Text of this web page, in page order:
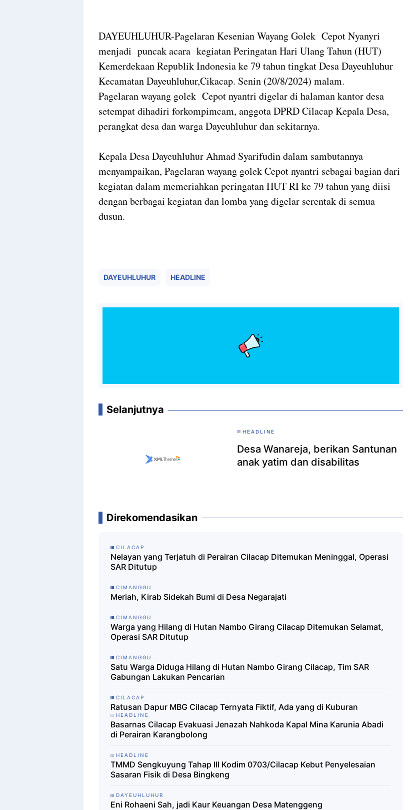
DAYEUHLUHUR-Pagelaran Kesenian Wayang Golek Cepot Nyanyri
menjadi puncak acara kegiatan Peringatan Hari Ulang Tahun (HUT)
Kemerdekaan Republik Indonesia ke 79 tahun tingkat Desa Dayeuhluhur
Kecamatan Dayeuhluhur,Cikacap. Senin (20/8/2024) malam.
Pagelaran wayang golek Cepot nyantri digelar di halaman kantor desa
setempat dihadiri forkompimcam, anggota DPRD Cilacap Kepala Desa,
perangkat desa dan warga Dayeuhluhur dan sekitarnya.
Kepala Desa Dayeuhluhur Ahmad Syarifudin dalam sambutannya
menyampaikan, Pagelaran wayang golek Cepot nyantri sebagai bagian dari
kegiatan dalam memeriahkan peringatan HUT RI ke 79 tahun yang diisi
dengan berbagai kegiatan dan lomba yang digelar serentak di semua
dusun.
DAYEUHLUHUR HEADLINE
Selanjutnya
HEADLINE
Desa Wanareja, berikan Santunan
anak yatim dan disabilitas
Direkomendasikan
CILACAP
Nelayan yang Terjatuh di Perairan Cilacap Ditemukan Meninggal, Operasi
SAR Ditutup
CIMANGGU
Meriah, Kirab Sidekah Bumi di Desa Negarajati
CIMANGGU
Warga yang Hilang di Hutan Nambo Girang Cilacap Ditemukan Selamat,
Operasi SAR Ditutup
CIMANGGU
Satu Warga Diduga Hilang di Hutan Nambo Girang Cilacap, Tim SAR
Gabungan Lakukan Pencarian
CILACAP
Ratusan Dapur MBG Cilacap Ternyata Fiktif, Ada yang di Kuburan
HEADLINE
Basarnas Cilacap Evakuasi Jenazah Nahkoda Kapal Mina Karunia Abadi
di Perairan Karangbolong
HEADLINE
TMMD Sengkuyung Tahap III Kodim 0703/Cilacap Kebut Penyelesaian
Sasaran Fisik di Desa Bingkeng
DAYEUHLUHUR
Eni Rohaeni Sah, jadi Kaur Keuangan Desa Matenggeng